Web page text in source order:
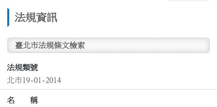
法規資訊
臺北市法規條文檢索
法規類號
北市19-01-2014
名 稱